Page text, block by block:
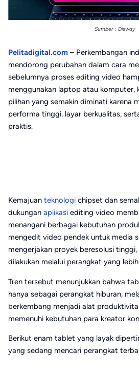
Sumber : Disway
Pelitadigital.com – Perkembangan
mendorong perubahan dalam cara
sebelumnya proses editing video
menggunakan laptop atau komputer,
pilihan yang semakin diminati karena
performa tinggi, layar berkualitas,
praktis.
Kemajuan teknologi chipset dan
dukungan aplikasi editing video
menangani berbagai kebutuhan
mengedit video pendek untuk media
mengerjakan proyek beresolusi
dilakukan melalui perangkat yang
Tren tersebut menunjukkan bahwa
hanya sebagai perangkat hiburan,
berkembang menjadi alat
memenuhi kebutuhan para kreator
Berikut enam tablet yang layak
yang sedang mencari perangkat